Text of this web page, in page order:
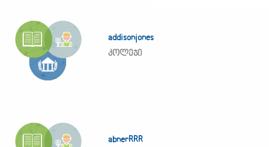
addisonjones
კოლეჯი
abnerRRR